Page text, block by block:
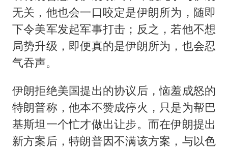
无关，他也会一口咬定是伊朗所为，随即
下令美军发起军事打击；反之，若他不想
局势升级，即便真的是伊朗所为，也会忍
气吞声。
伊朗拒绝美国提出的协议后，恼羞成怒的
特朗普称，他本不赞成停火，只是为帮巴
基斯坦一个忙才做出让步。而在伊朗提出
新方案后，特朗普因不满该方案，与以色